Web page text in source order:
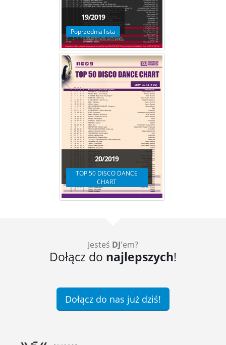
19/2019
Poprzednia lista
20/2019
TOP 50 DISCO DANCE
CHART
Jesteś DJ'em?
Dołącz do najlepszych!
Dołącz do nas już dziś!